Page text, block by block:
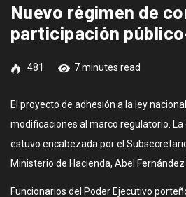
Nuevo régimen de
participación
481 7 minutes read
El proyecto de adhesión a la ley
modificaciones al marco regulatorio.
estuvo encabezada por el
Ministerio de Hacienda, Abel Fernández
Funcionarios del Poder Ejecutivo